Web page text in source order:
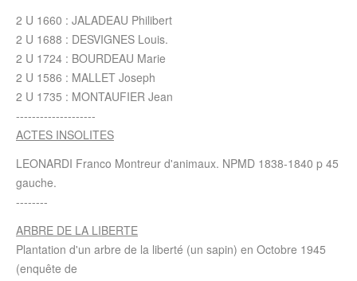
2 U 1660 : JALADEAU Philibert
2 U 1688 : DESVIGNES Louis.
2 U 1724 : BOURDEAU Marie
2 U 1586 : MALLET Joseph
2 U 1735 : MONTAUFIER Jean
--------------------
ACTES INSOLITES
LEONARDI Franco Montreur d'animaux. NPMD 1838-1840 p 45
gauche.
--------
ARBRE DE LA LIBERTE
Plantation d'un arbre de la liberté (un sapin) en Octobre 1945
(enquête de